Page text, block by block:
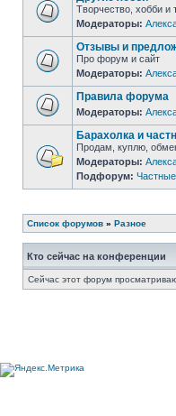
Творчество, хобби и
Модераторы:
Отзывы и
Про форум и сайт
Модераторы:
Правила форума
Модераторы:
Барахолка и
Продам, куплю,
Модераторы:
Подфорум:
Список форумов » Разное
Кто сейчас на конференции
Сейчас этот форум